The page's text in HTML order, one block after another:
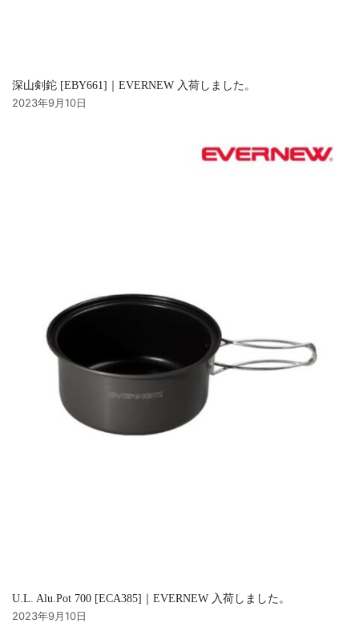
深山剣鉈 [EBY661]｜EVERNEW 入荷しました。
2023年9月10日
U.L. Alu.Pot 700 [ECA385]｜EVERNEW 入荷しました。
2023年9月10日